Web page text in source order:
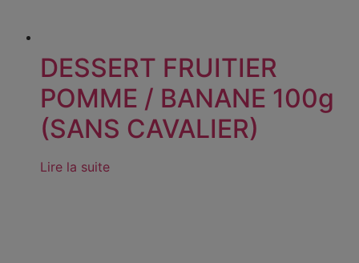
DESSERT FRUITIER
POMME / BANANE 100g
(SANS CAVALIER)
Lire la suite